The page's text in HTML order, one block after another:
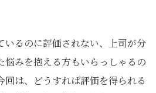
いるのに評価されない、上司が分
悩みを抱える方もいらっしゃるの
は、どうすれば評価を得られる